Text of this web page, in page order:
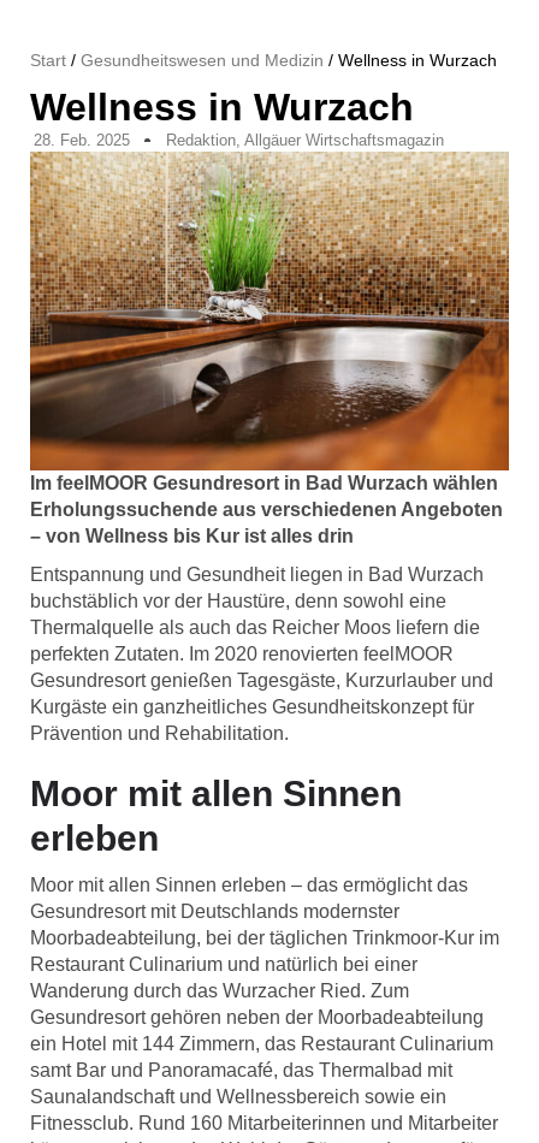
Start / Gesundheitswesen und Medizin / Wellness in Wurzach
Wellness in Wurzach
28. Feb. 2025 Redaktion, Allgäuer Wirtschaftsmagazin
Im feelMOOR Gesundresort in Bad Wurzach wählen
Erholungssuchende aus verschiedenen Angeboten
– von Wellness bis Kur ist alles drin
Entspannung und Gesundheit liegen in Bad Wurzach
buchstäblich vor der Haustüre, denn sowohl eine
Thermalquelle als auch das Reicher Moos liefern die
perfekten Zutaten. Im 2020 renovierten feelMOOR
Gesundresort genießen Tagesgäste, Kurzurlauber und
Kurgäste ein ganzheitliches Gesundheitskonzept für
Prävention und Rehabilitation.
Moor mit allen Sinnen
erleben
Moor mit allen Sinnen erleben – das ermöglicht das
Gesundresort mit Deutschlands modernster
Moorbadeabteilung, bei der täglichen Trinkmoor-Kur im
Restaurant Culinarium und natürlich bei einer
Wanderung durch das Wurzacher Ried. Zum
Gesundresort gehören neben der Moorbadeabteilung
ein Hotel mit 144 Zimmern, das Restaurant Culinarium
samt Bar und Panoramacafé, das Thermalbad mit
Saunalandschaft und Wellnessbereich sowie ein
Fitnessclub. Rund 160 Mitarbeiterinnen und Mitarbeiter